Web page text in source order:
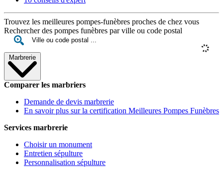
Trouvez les meilleures pompes-funèbres proches de chez vous
Rechercher des pompes funèbres par ville ou code postal
Marbrerie
Comparer les marbriers
Demande de devis marbrerie
En savoir plus sur la certification Meilleures Pompes Funèbres
Services marbrerie
Choisir un monument
Entretien sépulture
Personnalisation sépulture